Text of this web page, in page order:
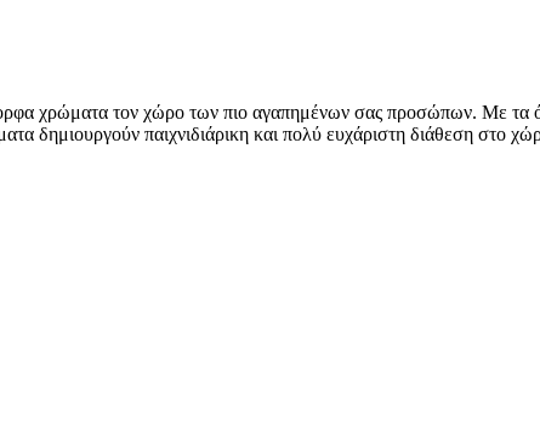
χρώματα τον χώρο των πιο αγαπημένων σας προσώπων. Με τα
δημιουργούν παιχνιδιάρικη και πολύ ευχάριστη διάθεση στο